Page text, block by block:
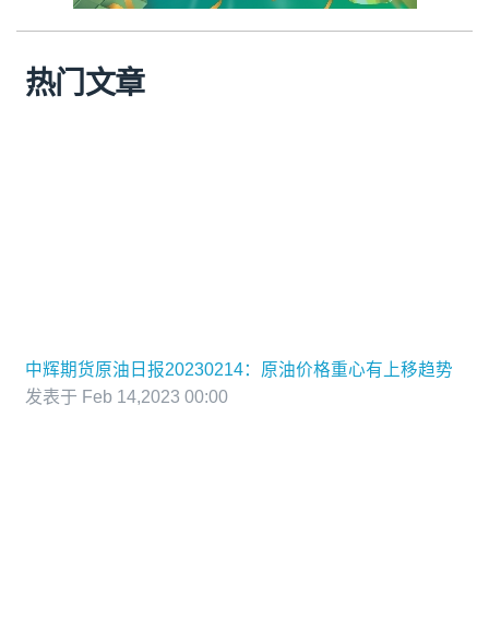
热门文章
中辉期货原油日报20230214：原油价格重心有上移趋势
发表于 Feb 14,2023 00:00